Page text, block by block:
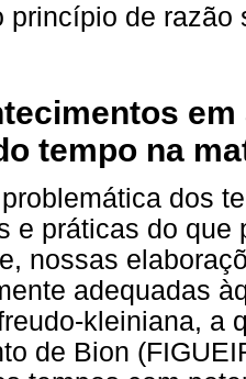
princípio de razão
tempo na
dos
e práticas do que
nossas
adequadas
kleiniana, a
de Bion